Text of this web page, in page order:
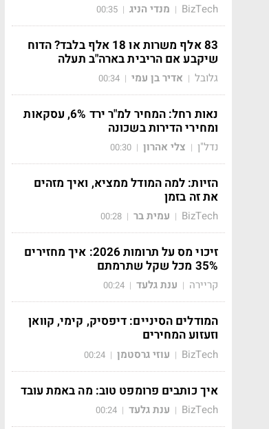
BizTech
| מנדי הניג |
00:35
83 אלף משרות או 18 אלף בלבד? הדוח
שיקבע אם הריבית בארה"ב תעלה
גלובל | אדיר בן עמי |
00:34
נאות רחל: המחיר למ"ר ירד 6%, עסקאות
ומחירי הדירות בשכונה
נדל"ן | צלי אהרון |
00:30
הזיות: למה המודל ממציא, ואיך מזהים
את זה בזמן
BizTech
| עמית בר |
00:28
זיכוי מס על תרומות 2026: איך מחזירים
35% מכל שקל שתרמתם
קריירה | ענת גלעד |
00:24
המודלים הסיניים: דיפסיק, קימי, קוואן
וזעזוע המחירים
BizTech
| עוזי גרסטמן |
00:24
איך כותבים פרומפט טוב: מה באמת עובד
BizTech
| ענת גלעד |
00:24